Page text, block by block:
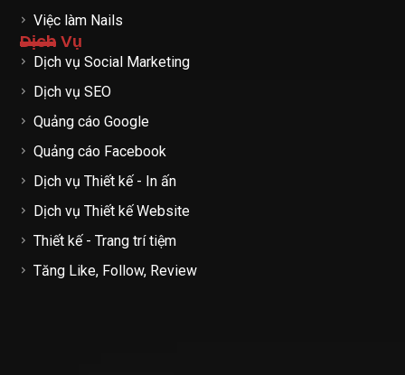
Việc làm Nails
Dịch Vụ
Dịch vụ Social Marketing
Dịch vụ SEO
Quảng cáo Google
Quảng cáo Facebook
Dịch vụ Thiết kế - In ấn
Dịch vụ Thiết kế Website
Thiết kế - Trang trí tiệm
Tăng Like, Follow, Review